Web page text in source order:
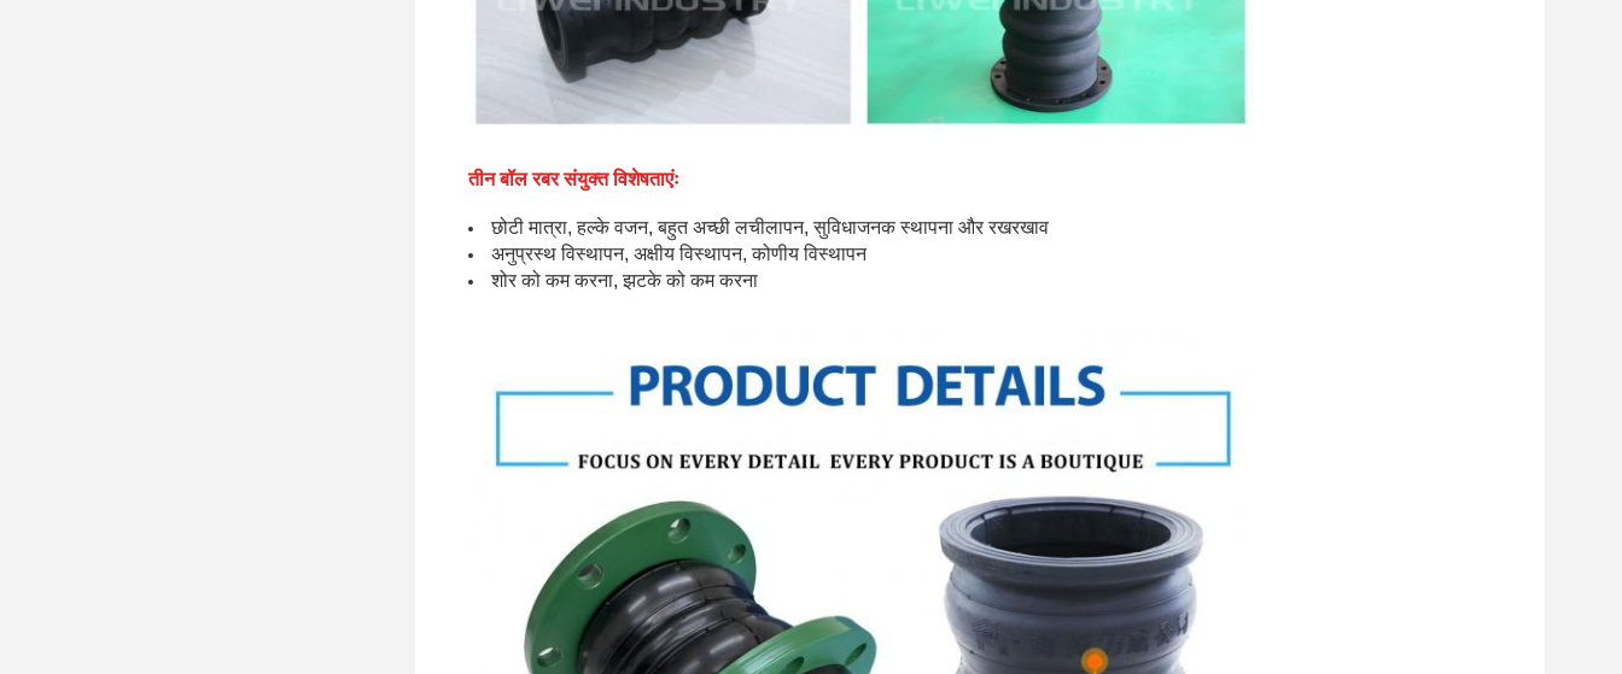
तीन बॉल रबर संयुक्त विशेषताएंः
छोटी मात्रा, हल्के वजन, बहुत अच्छी लचीलापन, सुविधाजनक स्थापना और रखरखाव
अनुप्रस्थ विस्थापन, अक्षीय विस्थापन, कोणीय विस्थापन
शोर को कम करना, झटके को कम करना